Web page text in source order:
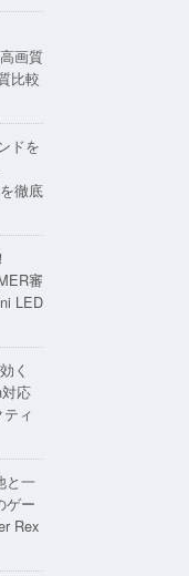
画質
比較
ドを
徹底
審
LED
く
応
ィ
と一
ゲー
Rex